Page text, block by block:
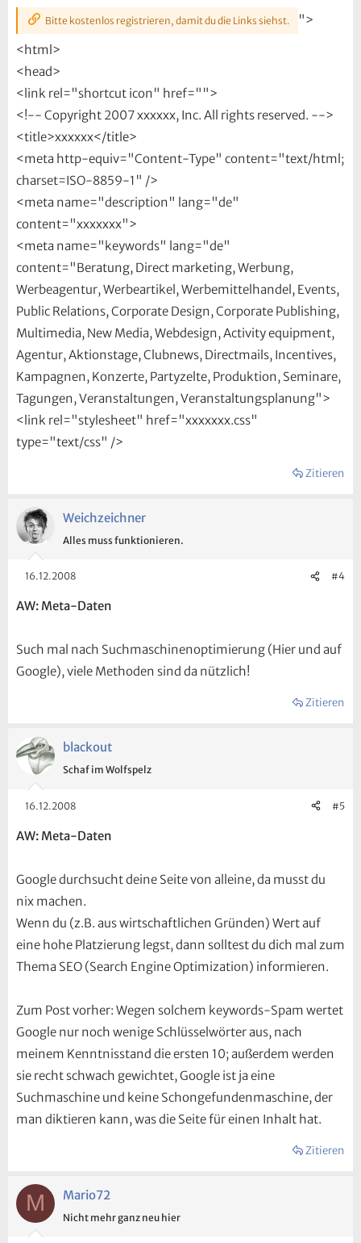
Bitte kostenlos registrieren, damit du die Links siehst.
">
<html>
<head>
<link rel="shortcut icon" href="">
<!-- Copyright 2007 xxxxxx, Inc. All rights reserved. -->
<title>xxxxxx</title>
<meta http-equiv="Content-Type" content="text/html;
charset=ISO-8859-1" />
<meta name="description" lang="de"
content="xxxxxxx">
<meta name="keywords" lang="de"
content="Beratung, Direct marketing, Werbung,
Werbeagentur, Werbeartikel, Werbemittelhandel, Events,
Public Relations, Corporate Design, Corporate Publishing,
Multimedia, New Media, Webdesign, Activity equipment,
Agentur, Aktionstage, Clubnews, Directmails, Incentives,
Kampagnen, Konzerte, Partyzelte, Produktion, Seminare,
Tagungen, Veranstaltungen, Veranstaltungsplanung">
<link rel="stylesheet" href="xxxxxxx.css"
type="text/css" />
Zitieren
Weichzeichner
Alles muss funktionieren.
16.12.2008 #4
AW: Meta-Daten
Such mal nach Suchmaschinenoptimierung (Hier und auf
Google), viele Methoden sind da nützlich!
Zitieren
blackout
Schaf im Wolfspelz
16.12.2008 #5
AW: Meta-Daten
Google durchsucht deine Seite von alleine, da musst du
nix machen.
Wenn du (z.B. aus wirtschaftlichen Gründen) Wert auf
eine hohe Platzierung legst, dann solltest du dich mal zum
Thema SEO (Search Engine Optimization) informieren.
Zum Post vorher: Wegen solchem keywords-Spam wertet
Google nur noch wenige Schlüsselwörter aus, nach
meinem Kenntnisstand die ersten 10; außerdem werden
sie recht schwach gewichtet, Google ist ja eine
Suchmaschine und keine Schongefundenmaschine, der
man diktieren kann, was die Seite für einen Inhalt hat.
Zitieren
M Mario72
Nicht mehr ganz neu hier